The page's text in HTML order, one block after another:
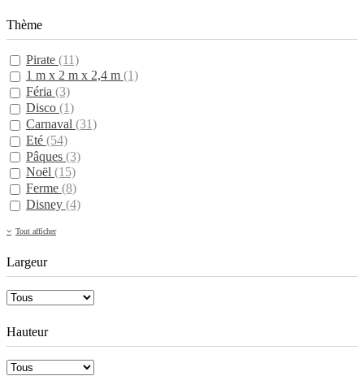
Thème
Pirate (11)
1 m x 2 m x 2,4 m (1)
Féria (3)
Disco (1)
Carnaval (31)
Eté (54)
Pâques (3)
Noël (15)
Ferme (8)
Disney (4)
Tout afficher
Largeur
Hauteur